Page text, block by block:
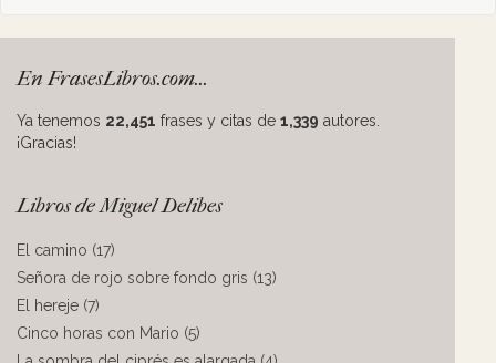
En FrasesLibros.com...
Ya tenemos 22,451 frases y citas de 1,339 autores.
¡Gracias!
Libros de Miguel Delibes
El camino (17)
Señora de rojo sobre fondo gris (13)
El hereje (7)
Cinco horas con Mario (5)